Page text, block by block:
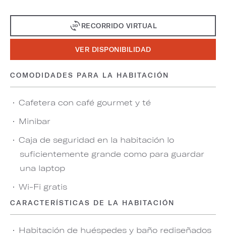
RECORRIDO VIRTUAL
VER DISPONIBILIDAD
COMODIDADES PARA LA HABITACIÓN
Cafetera con café gourmet y té
Minibar
Caja de seguridad en la habitación lo
suficientemente grande como para guardar
una laptop
Wi-Fi gratis
CARACTERÍSTICAS DE LA HABITACIÓN
Habitación de huéspedes y baño rediseñados